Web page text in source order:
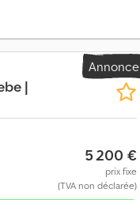
Annonce
|
5 200 €
prix fixe
(TVA non déclarée)